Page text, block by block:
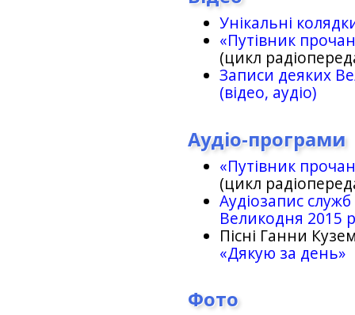
Унікальні
«Путівник
(цикл
Записи деяких
(відео, аудіо)
Аудіо-програми
«Путівник
(цикл
Аудіозапис
Великодня 2015
Пісні Ганни
«Дякую за день»
Фото